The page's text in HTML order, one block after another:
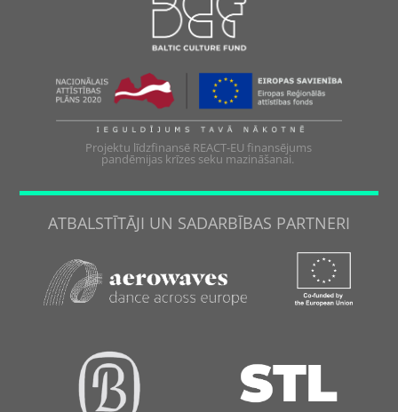
Projektu līdzfinansē REACT-EU finansējums
pandēmijas krīzes seku mazināšanai.
ATBALSTĪTĀJI UN SADARBĪBAS PARTNERI